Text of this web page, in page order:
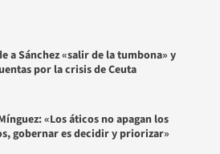
a Sánchez «salir de la tumbona» y
por la crisis de Ceuta
«Los áticos no apagan los
gobernar es decidir y priorizar»